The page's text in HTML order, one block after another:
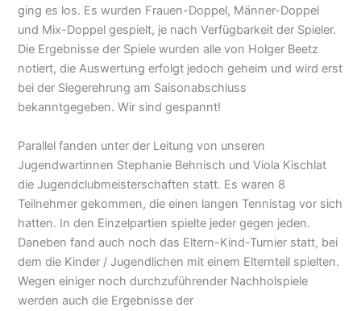
ging es los. Es wurden Frauen-Doppel, Männer-Doppel
und Mix-Doppel gespielt, je nach Verfügbarkeit der Spieler.
Die Ergebnisse der Spiele wurden alle von Holger Beetz
notiert, die Auswertung erfolgt jedoch geheim und wird erst
bei der Siegerehrung am Saisonabschluss
bekanntgegeben. Wir sind gespannt!
Parallel fanden unter der Leitung von unseren
Jugendwartinnen Stephanie Behnisch und Viola Kischlat
die Jugendclubmeisterschaften statt. Es waren 8
Teilnehmer gekommen, die einen langen Tennistag vor sich
hatten. In den Einzelpartien spielte jeder gegen jeden.
Daneben fand auch noch das Eltern-Kind-Turnier statt, bei
dem die Kinder / Jugendlichen mit einem Elternteil spielten.
Wegen einiger noch durchzuführender Nachholspiele
werden auch die Ergebnisse der